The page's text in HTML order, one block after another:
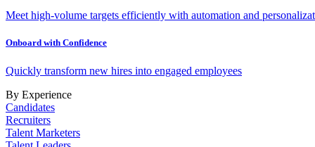
Meet high-volume targets efficiently with automation and
Onboard with Confidence
Quickly transform new hires into engaged employees
By Experience
Candidates
Recruiters
Talent Marketers